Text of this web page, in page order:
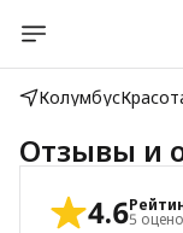
Колумбус
Отзывы и
4.65